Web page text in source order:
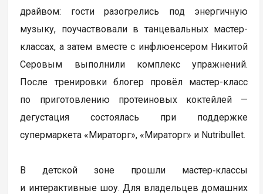
драйвом: гости разогрелись под энергичную
музыку, поучаствовали в танцевальных мастер-
классах, а затем вместе с инфлюенсером Никитой
Серовым выполнили комплекс упражнений.
После тренировки блогер провёл мастер-класс
по приготовлению протеиновых коктейлей —
дегустация состоялась при поддержке
супермаркета «Мираторг», «Мираторг» и Nutribullet.
В детской зоне прошли мастер‑классы
и интерактивные шоу. Для владельцев домашних